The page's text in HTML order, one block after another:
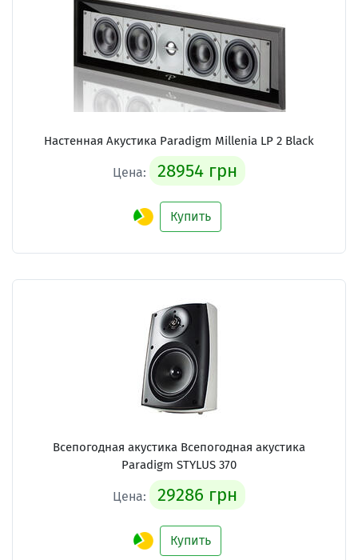
Настенная Акустика Paradigm Millenia LP 2 Black
Цена: 28954 грн
Купить
Всепогодная акустика Всепогодная акустика
Paradigm STYLUS 370
Цена: 29286 грн
Купить